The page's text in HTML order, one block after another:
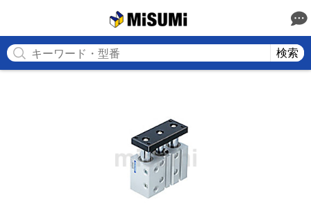
検索